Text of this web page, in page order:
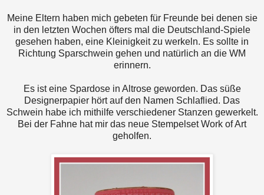
Meine Eltern haben mich gebeten für Freunde bei denen sie
in den letzten Wochen öfters mal die Deutschland-Spiele
gesehen haben, eine Kleinigkeit zu werkeln. Es sollte in
Richtung Sparschwein gehen und natürlich an die WM
erinnern.
Es ist eine Spardose in Altrose geworden. Das süße
Designerpapier hört auf den Namen Schlaflied. Das
Schwein habe ich mithilfe verschiedener Stanzen gewerkelt.
Bei der Fahne hat mir das neue Stempelset Work of Art
geholfen.